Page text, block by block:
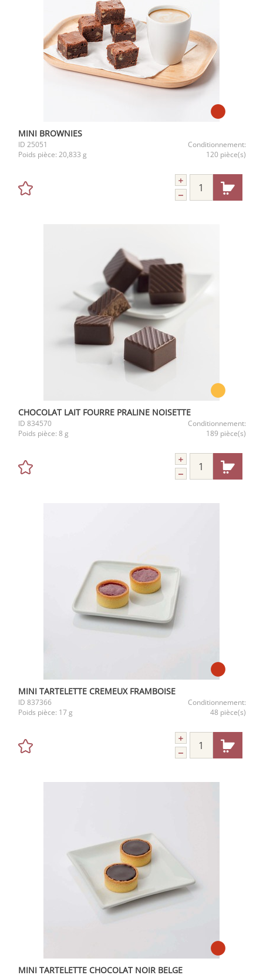
MINI BROWNIES
ID 25051
Conditionnement:
Poids pièce: 20,833 g 120 pièce(s)
CHOCOLAT LAIT FOURRE PRALINE NOISETTE
ID 834570
Conditionnement:
Poids pièce: 8 g 189 pièce(s)
MINI TARTELETTE CREMEUX FRAMBOISE
ID 837366
Conditionnement:
Poids pièce: 17 g 48 pièce(s)
MINI TARTELETTE CHOCOLAT NOIR BELGE